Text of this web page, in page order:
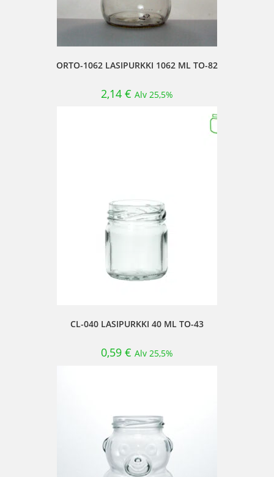
ORTO-1062 LASIPURKKI 1062 ML TO-82
2,14 € Alv 25,5%
CL-040 LASIPURKKI 40 ML TO-43
0,59 € Alv 25,5%